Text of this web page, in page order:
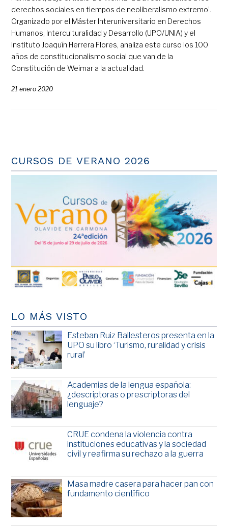
derechos sociales en tiempos de neoliberalismo extremo’.
Organizado por el Máster Interuniversitario en Derechos
Humanos, Interculturalidad y Desarrollo (UPO/UNIA) y el
Instituto Joaquín Herrera Flores, analiza este curso los 100
años de constitucionalismo social que van de la
Constitución de Weimar a la actualidad.
21 enero 2020
CURSOS DE VERANO 2026
LO MÁS VISTO
Esteban Ruiz Ballesteros presenta en la
UPO su libro ‘Turismo, ruralidad y crisis
rural’
Academias de la lengua española:
¿descriptoras o prescriptoras del
lenguaje?
CRUE condena la violencia contra
instituciones educativas y la sociedad
civil y reafirma su rechazo a la guerra
Masa madre casera para hacer pan con
fundamento científico